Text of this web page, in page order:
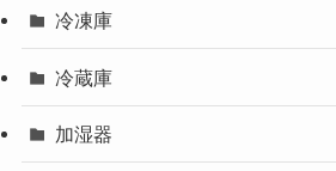
冷凍庫
冷蔵庫
加湿器